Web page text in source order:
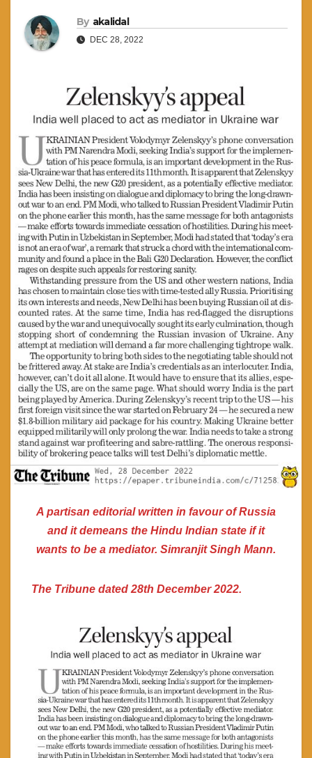
By akalidal
DEC 28, 2022
A partisan editorial written in favour of Russia
and it demeans the Hindu Indian state if it
wants to be a mediator. Simranjit Singh Mann.
The Tribune dated 28th December 2022.